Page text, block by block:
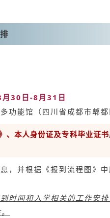
30日-8月31日
功能馆（四川省成都市郫
、本人身份证及专科毕业证
，并根据《报到流程图》
时间和入学相关的工作安